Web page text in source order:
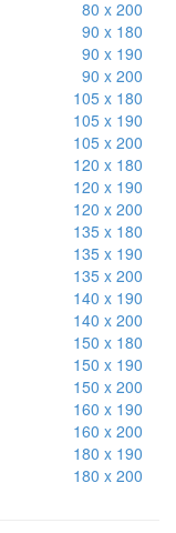
80 x 200
90 x 180
90 x 190
90 x 200
105 x 180
105 x 190
105 x 200
120 x 180
120 x 190
120 x 200
135 x 180
135 x 190
135 x 200
140 x 190
140 x 200
150 x 180
150 x 190
150 x 200
160 x 190
160 x 200
180 x 190
180 x 200